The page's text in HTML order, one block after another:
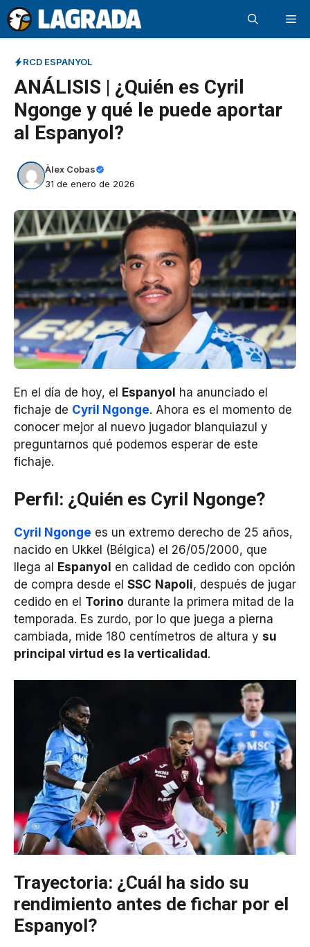
Saltar
al
contenido
RCD ESPANYOL
ANÁLISIS | ¿Quién es Cyril
Ngonge y qué le puede aportar
al Espanyol?
Àlex Cobas
31 de enero de 2026
En el día de hoy, el Espanyol
ha anunciado el
fichaje de Cyril Ngonge. Ahora es el momento de
conocer mejor al nuevo jugador blanquiazul y
preguntarnos qué podemos esperar de este
fichaje.
Perfil: ¿Quién es Cyril Ngonge?
Cyril Ngonge es un extremo derecho de 25 años,
nacido en Ukkel (Bélgica) el 26/05/2000, que
llega al Espanyol en calidad de cedido con opción
de compra desde el SSC Napoli, después de jugar
cedido en el Torino durante la primera mitad de la
temporada. Es zurdo, por lo que juega a pierna
cambiada, mide 180 centímetros de altura y su
principal virtud es la verticalidad.
Trayectoria: ¿Cuál ha sido su
rendimiento antes de fichar por el
Espanyol?